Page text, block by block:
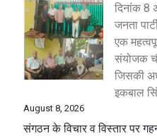
दिनांक 8
जनता
एक
संयोजक
जिसकी
इकबाल
August 8, 2026
संगठन के विचार व विस्तार पर